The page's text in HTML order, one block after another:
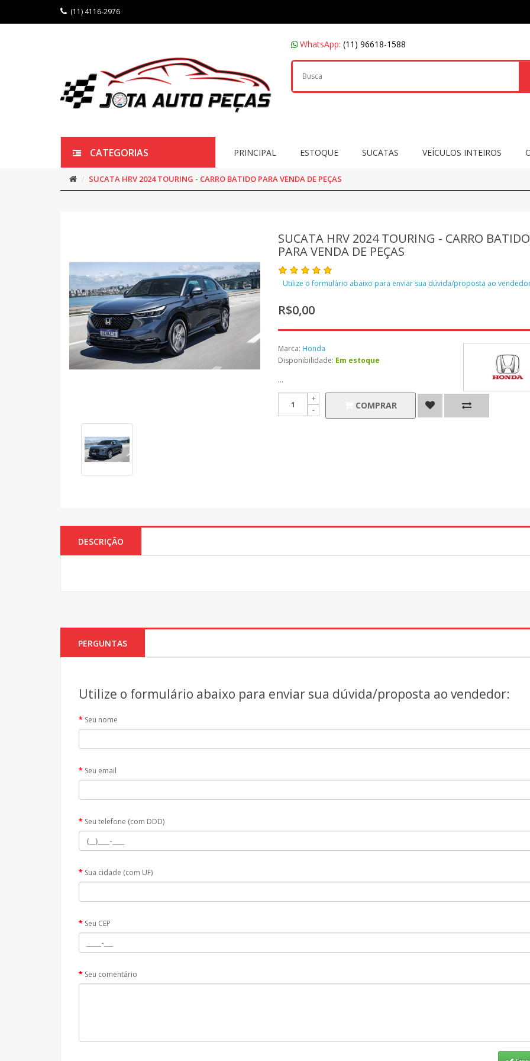
(11) 4116-2976
WhatsApp: (11) 96618-1588
CATEGORIAS PRINCIPAL ESTOQUE SUCATAS VEÍCULOS INTEIROS
SUCATA HRV 2024 TOURING - CARRO BATIDO PARA VENDA DE PEÇAS
SUCATA HRV 2024 TOURING - CARRO BATIDO
PARA VENDA DE PEÇAS
Utilize o formulário abaixo para enviar sua dúvida/proposta ao
R$0,00
Marca: Honda
Disponibilidade: Em estoque
...
COMPRAR
DESCRIÇÃO
PERGUNTAS
Utilize o formulário abaixo para enviar sua dúvida/proposta ao vendedor:
Seu nome
Seu email
Seu telefone (com DDD)
Sua cidade (com UF)
Seu CEP
Seu comentário